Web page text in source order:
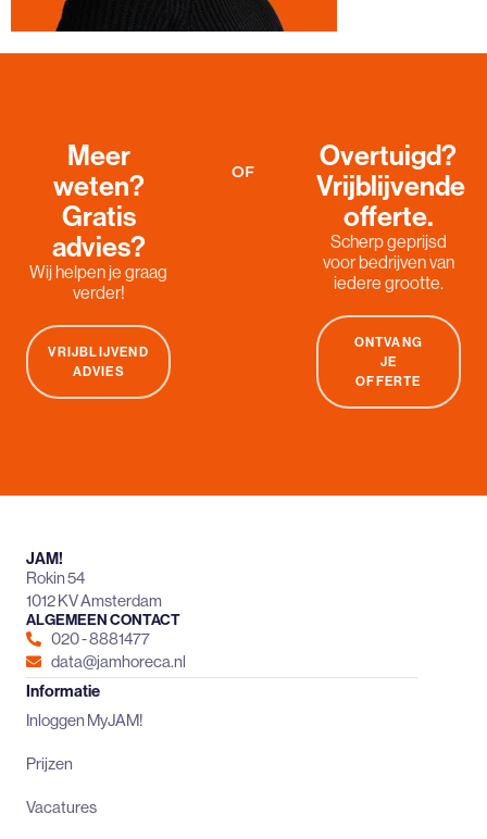
Meer
weten?
Gratis
advies?
Wij helpen je graag
verder!
VRIJBLIJVEND
ADVIES
OF
Overtuigd?
Vrijblijvende
offerte.
Scherp geprijsd
voor bedrijven van
iedere grootte.
ONTVANG
JE
OFFERTE
JAM!
Rokin 54
1012 KV Amsterdam
ALGEMEEN CONTACT
020 - 8881477
data@jamhoreca.nl
Informatie
Inloggen MyJAM!
Prijzen
Vacatures